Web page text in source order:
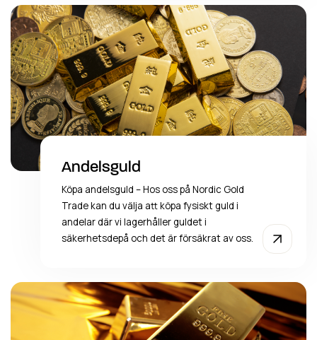
Andelsguld
Köpa andelsguld – Hos oss på Nordic Gold
Trade kan du välja att köpa fysiskt guld i
andelar där vi lagerhåller guldet i
säkerhetsdepå och det är försäkrat av oss.